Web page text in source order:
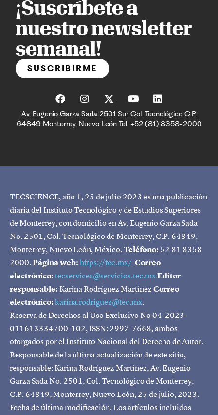
¡Suscríbete a
nuestro newsletter
semanal!
SUSCRIBIRME
Av. Eugenio Garza Sada 2501 Sur Col. Tecnológico C.P.
64849 Monterrey, Nuevo León Tel. +52 (81) 8358-2000
TECSCIENCE, año 1, 25 de julio 2023 es una publicación
diaria del Instituto Tecnológico y de Estudios Superiores
de Monterrey, con domicilio en Av. Eugenio Garza Sada
No. 2501, Col. Tecnológico de Monterrey, C.P. 64849,
Monterrey, Nuevo León, México.Teléfono: 52 81 8358
2000.Página web:https://tec.mx/ Correo
electrónico:tecservices@servicios.tec.mxEditor
responsable:Karina Rodríguez MartínezCorreo
electrónico:karina.rodriguez@tec.mx.
Reserva de Derechos al Uso Exclusivo No 04-2023-
011613334700-102, ISSN: 2992-7668, ambos
otorgados por el Instituto Nacional del Derecho de Autor.
Responsable de la última actualización de este sitio,
responsable: Karina Rodríguez Martínez, Av. Eugenio
Garza Sada No. 2501, Col. Tecnológico de Monterrey,
C.P. 64849, Monterrey, Nuevo León, 25 de julio, 2023.
Fecha de última modificación. Los artículos incluidos